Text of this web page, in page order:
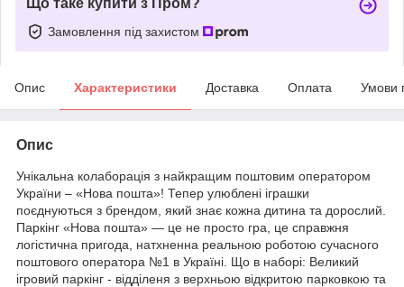
Замовлення під захистом
Опис Характеристики Доставка Оплата Умови
Опис
Унікальна колаборація з найкращим поштовим оператором
України – «Нова пошта»! Тепер улюблені іграшки
поєднуються з брендом, який знає кожна дитина та дорослий.
Паркінг «Нова пошта» — це не просто гра, це справжня
логістична пригода, натхненна реальною роботою сучасного
поштового оператора №1 в Україні. Що в наборі: Великий
ігровий паркінг - відділеня з верхньою відкритою парковкою та